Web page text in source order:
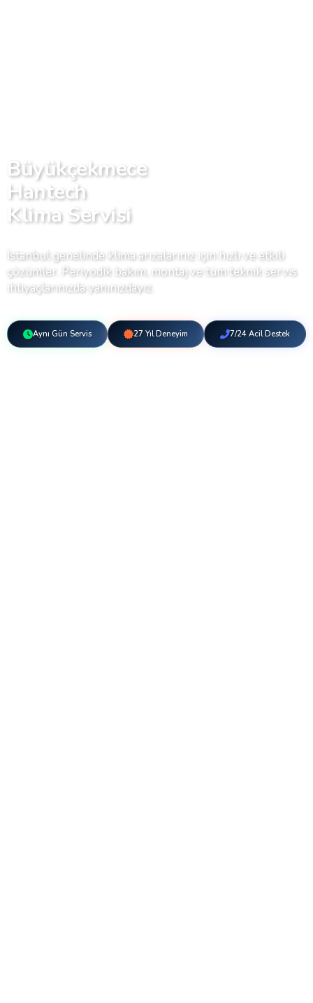
Büyükçekmece
Hantech
Klima Servisi
İstanbul genelinde klima arızalarınız için hızlı ve etkili
çözümler. Periyodik bakım, montaj ve tüm teknik servis
ihtiyaçlarınızda yanınızdayız.
Aynı Gün Servis 27 Yıl Deneyim 7/24 Acil Destek